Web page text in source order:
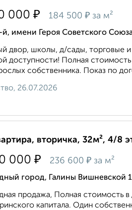
000 ₽ 184 500 ₽ за м²
имени Героя Советского
двор, школы, д/сады, торговые
доступности! Полная
собственника. Показ по
26.07.2026
вторичка, 32м², 4/8
000 ₽ 236 600 ₽ за м²
город, Галины Вишневской
продажа, Полная стоимость в
капитала. Один